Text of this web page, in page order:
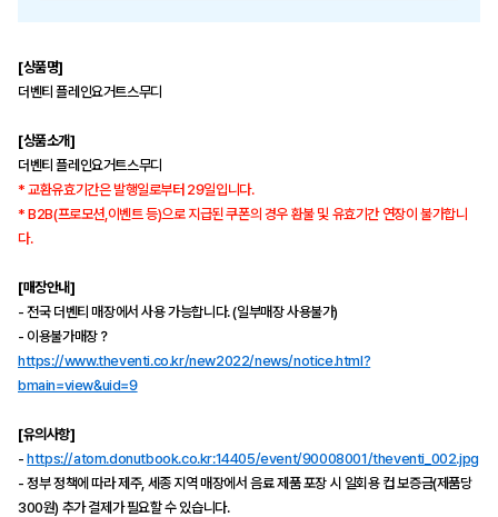
[상품명]
더벤티 플레인요거트스무디
[상품소개]
더벤티 플레인요거트스무디
* 교환유효기간은 발행일로부터 29일입니다.
* B2B(프로모션,이벤트 등)으로 지급된 쿠폰의 경우 환불 및 유효기간 연장이 불가합니
다.
[매장안내]
- 전국 더벤티 매장에서 사용 가능합니다. (일부매장 사용불가)
- 이용불가매장？
https://www.theventi.co.kr/new2022/news/notice.html?
bmain=view&uid=9
[유의사항]
-https://atom.donutbook.co.kr:14405/event/90008001/theventi_002.jpg
- 정부 정책에 따라 제주, 세종 지역 매장에서 음료 제품 포장 시 일회용 컵 보증금(제품당
300원) 추가 결제가 필요할 수 있습니다.